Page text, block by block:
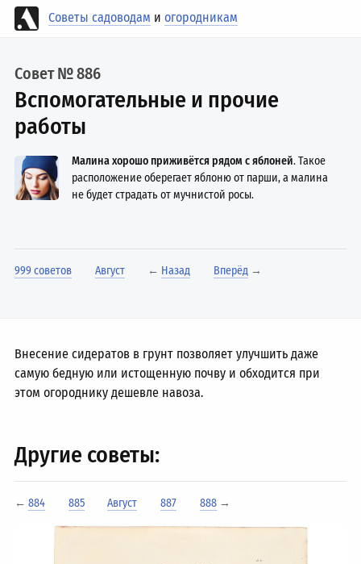
Советы садоводам иогородникам
Совет № 886
Вспомогательные и прочие
работы
Малина хорошо приживётся рядом с яблоней. Такое
расположение оберегает яблоню от парши, а малина
не будет страдать от мучнистой росы.
999 советов Август ← Назад Вперёд→
Внесение сидератов в грунт позволяет улучшить даже
самую бедную или истощенную почву и обходится при
этом огороднику дешевле навоза.
Другие советы:
←884 885 Август 887 888→